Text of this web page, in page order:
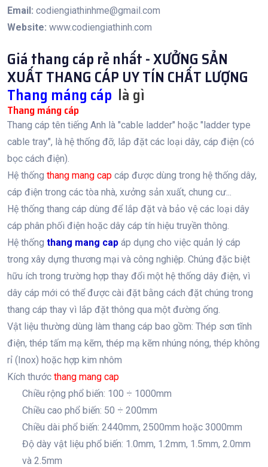
Email: codiengiathinhme@gmail.com
Website: www.codiengiathinh.com
Giá thang cáp rẻ nhất - XƯỞNG SẢN
XUẤT THANG CÁP UY TÍN CHẤT LƯỢNG
Thang máng cáp là gì
Thang máng cáp
Thang cáp tên tiếng Anh là "cable ladder" hoặc "ladder type
cable tray", là hệ thống đỡ, lắp đặt các loại dây, cáp điện (có
bọc cách điện).
Hệ thống thang mang cap cáp được dùng trong hệ thống dây,
cáp điện trong các tòa nhà, xưởng sản xuất, chung cư...
Hệ thống thang cáp dùng để lắp đặt và bảo vệ các loại dây
cáp phân phối điện hoặc dây cáp tín hiệu truyền thông.
Hệ thống thang mang cap áp dụng cho việc quản lý cáp
trong xây dựng thương mại và công nghiệp. Chúng đặc biệt
hữu ích trong trường hợp thay đổi một hệ thống dây điện, vì
dây cáp mới có thể được cài đặt bằng cách đặt chúng trong
thang cáp thay vì lắp đặt thông qua một đường ống.
Vật liệu thường dùng làm thang cáp bao gồm: Thép sơn tĩnh
điện, thép tấm mạ kẽm, thép mạ kẽm nhúng nóng, thép không
rỉ (Inox) hoặc hợp kim nhôm
Kích thước thang mang cap
Chiều rộng phổ biến: 100 ÷ 1000mm
Chiều cao phổ biến: 50 ÷ 200mm
Chiều dài phổ biến: 2440mm, 2500mm hoặc 3000mm
Độ dày vật liệu phổ biến: 1.0mm, 1.2mm, 1.5mm, 2.0mm
và 2.5mm